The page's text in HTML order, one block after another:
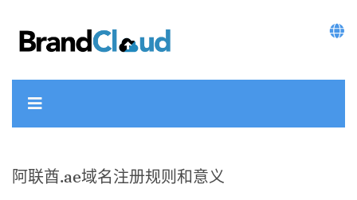
阿联酋.ae域名注册规则和意义